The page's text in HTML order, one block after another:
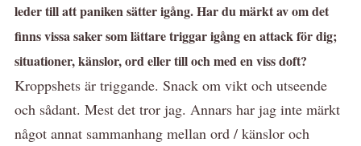
leder till att paniken sätter igång. Har du märkt av om det
finns vissa saker som lättare triggar igång en attack för dig;
situationer, känslor, ord eller till och med en viss doft?
Kroppshets är triggande. Snack om vikt och utseende
och sådant. Mest det tror jag. Annars har jag inte märkt
något annat sammanhang mellan ord / känslor och